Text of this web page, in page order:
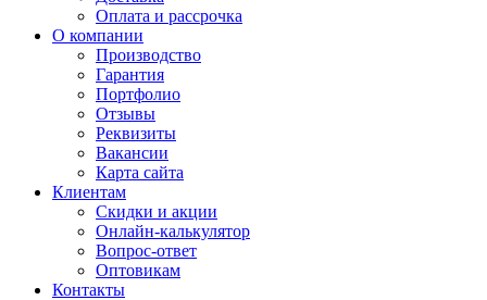
Оплата и рассрочка
О компании
Производство
Гарантия
Портфолио
Отзывы
Реквизиты
Вакансии
Карта сайта
Клиентам
Скидки и акции
Онлайн-калькулятор
Вопрос-ответ
Оптовикам
Контакты